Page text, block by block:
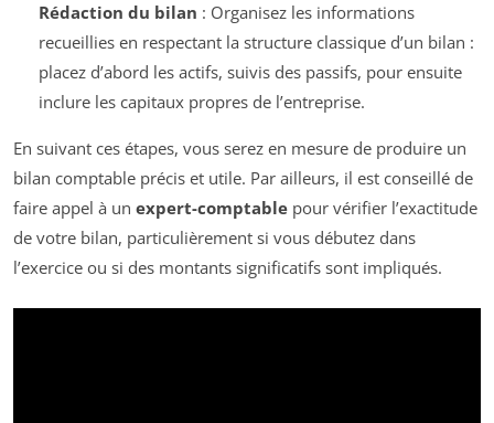
Rédaction du bilan : Organisez les informations
recueillies en respectant la structure classique d’un bilan :
placez d’abord les actifs, suivis des passifs, pour ensuite
inclure les capitaux propres de l’entreprise.
En suivant ces étapes, vous serez en mesure de produire un
bilan comptable précis et utile. Par ailleurs, il est conseillé de
faire appel à un expert-comptable pour vérifier l’exactitude
de votre bilan, particulièrement si vous débutez dans
l’exercice ou si des montants significatifs sont impliqués.